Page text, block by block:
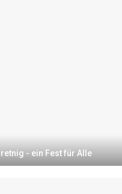
- ein Fest für Alle